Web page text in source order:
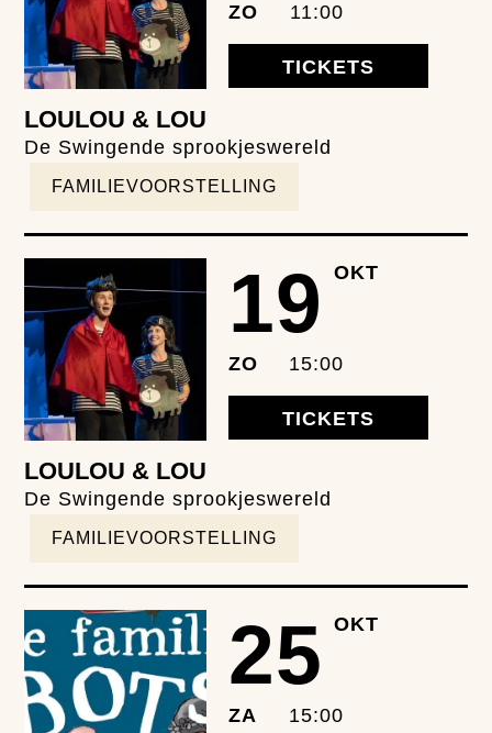
ZO 11:00
TICKETS
LOULOU & LOU
De Swingende sprookjeswereld
FAMILIEVOORSTELLING
19 OKT
ZO 15:00
TICKETS
LOULOU & LOU
De Swingende sprookjeswereld
FAMILIEVOORSTELLING
25 OKT
ZA 15:00